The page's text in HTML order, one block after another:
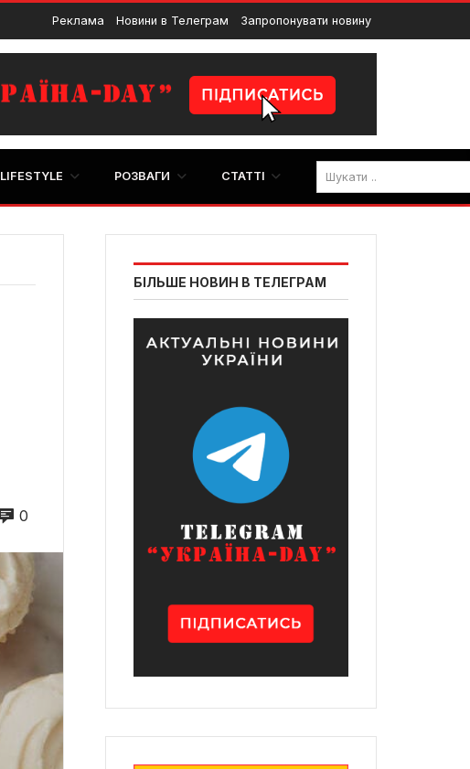
Реклама Новини в Телеграм Запропонувати новину
LIFESTYLE РОЗВАГИ СТАТТІ
0
БІЛЬШЕ НОВИН В ТЕЛЕГРАМ